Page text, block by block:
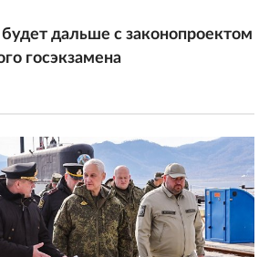
дальше с законопроектом
госэкзамена